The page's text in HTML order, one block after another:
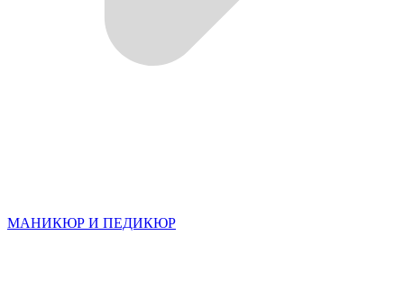
МАНИКЮР И ПЕДИКЮР